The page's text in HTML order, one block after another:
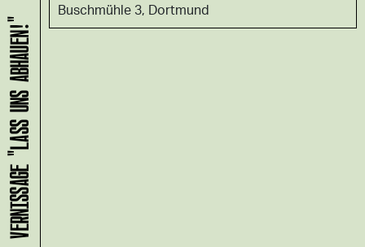
Buschmühle 3, Dortmund
HANS B: VERNISSAGE "LASS UNS ABHAUEN!"